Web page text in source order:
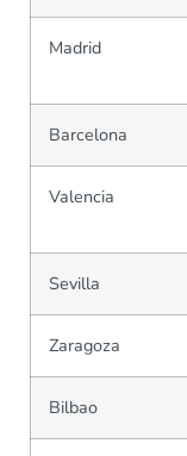
Madrid
Barcelona
Valencia
Sevilla
Zaragoza
Bilbao